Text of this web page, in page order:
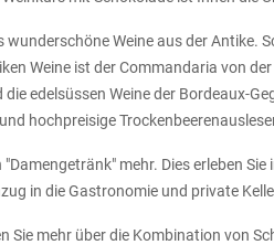
wunderschöne Weine aus der Antike.
Weine ist der Commandaria von
edelsüssen Weine der Bordeaux-
hochpreisige
mehr. Dies erleben
in die Gastronomie und private
Sie mehr über die Kombination von